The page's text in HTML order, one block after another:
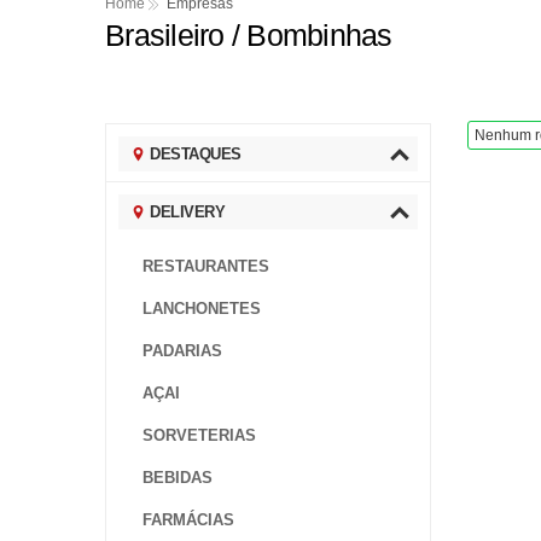
Homem é preso por
Torcedor uruguaio
Home Empresas
Brasileiro / Bombinhas
DESTAQUES
DELIVERY
RESTAURANTES
LANCHONETES
PADARIAS
AÇAI
SORVETERIAS
BEBIDAS
FARMÁCIAS
Nenhum